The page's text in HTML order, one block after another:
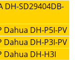
DH-SD29404DB-
Dahua DH-P5I-PV
Dahua DH-P3I-PV
Dahua DH-H3I